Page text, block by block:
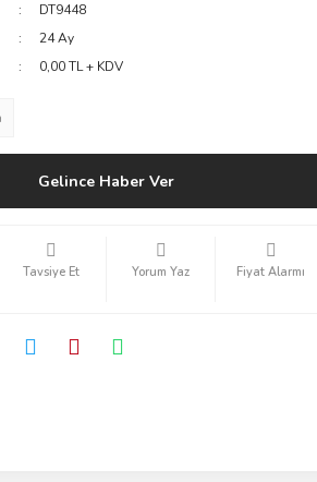
DT9448
24 Ay
0,00 TL + KDV
Gelince Haber Ver
Tavsiye Et Yorum Yaz Fiyat Alarmı